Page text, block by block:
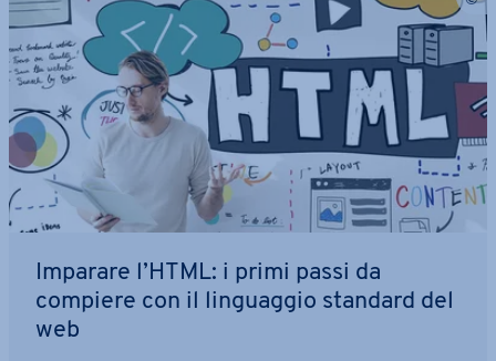
Imparare l’HTML: i primi passi da
compiere con il lin­guag­gio standard del
web